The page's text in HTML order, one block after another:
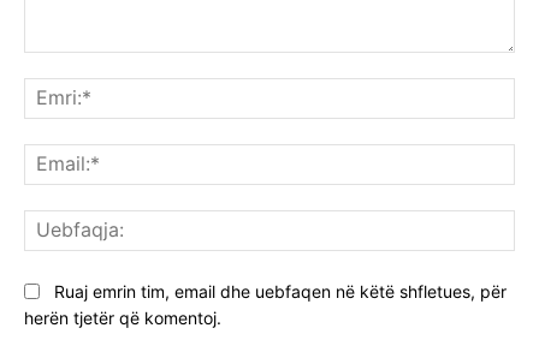
Ruaj emrin tim, email dhe uebfaqen në këtë shfletues, për
herën tjetër që komentoj.